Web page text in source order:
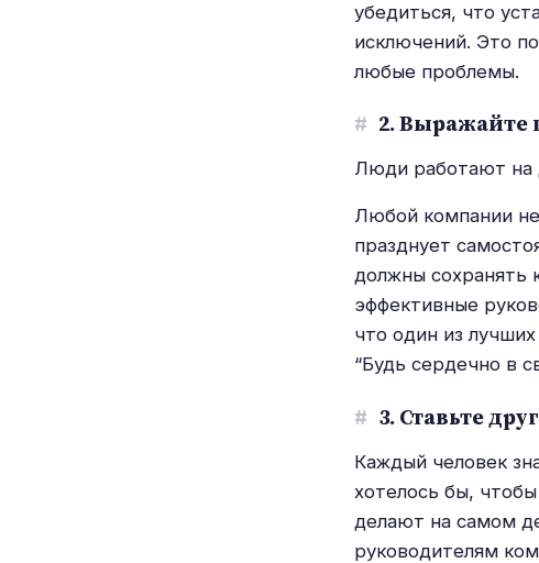
убедиться, что
исключений. Это
любые проблемы.
# 2. Выражайте
Люди работают на
Любой компании
празднует
должны сохранять
эффективные
что один из
“Будь сердечно в
# 3. Ставьте
Каждый человек
хотелось бы,
делают на самом
руководителям